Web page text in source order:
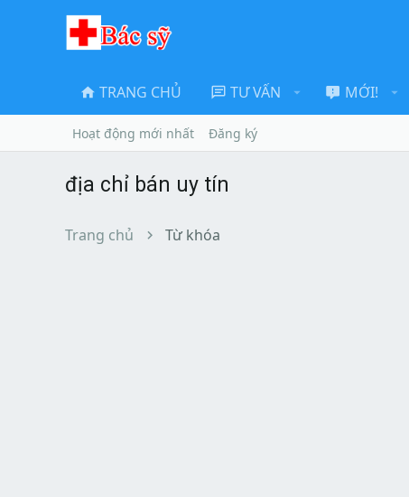
TRANG CHỦ TƯ VẤN MỚI!
Hoạt động mới nhất Đăng ký
địa chỉ bán uy tín
Trang chủ Từ khóa